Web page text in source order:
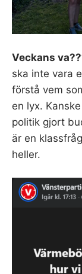
Veckans
ska inte vara
förstå vem
en lyx.
politik gjort
är en
heller.